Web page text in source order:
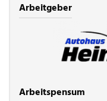
Arbeitgeber
Arbeitspensum